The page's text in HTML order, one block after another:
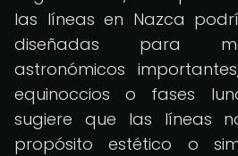
las líneas en Nazca
diseñadas para
astronómicos
equinoccios o fases
sugiere que las líneas
propósito estético o